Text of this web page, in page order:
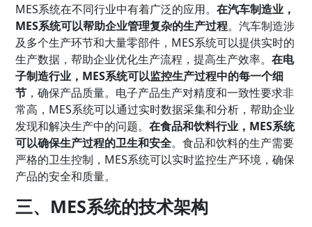
MES系统在不同行业中有着广泛的应用。在汽车制造业，
MES系统可以帮助企业管理复杂的生产过程。汽车制造涉
及多个生产环节和大量零部件，MES系统可以提供实时的
生产数据，帮助企业优化生产流程，提高生产效率。在电
子制造行业，MES系统可以监控生产过程中的每一个细
节 ，确保产品质量。电子产品生产对精度和一致性要求非
常高，MES系统可以通过实时数据采集和分析，帮助企业
发现和解决生产中的问题。在食品和饮料行业，MES系统
可以确保生产过程的卫生和安全。食品和饮料的生产需要
严格的卫生控制，MES系统可以实时监控生产环境，确保
产品的安全和质量。
三、MES系统的技术架构